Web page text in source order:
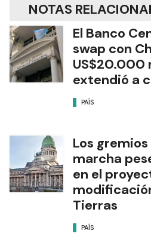
NOTAS
El Banco
swap con
US$20.000
extendió a
PAÍS
Los
marcha
en el
Tierras
PAÍS